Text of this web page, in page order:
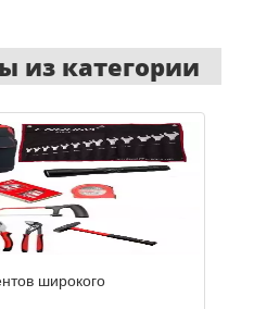
из категории
широкого